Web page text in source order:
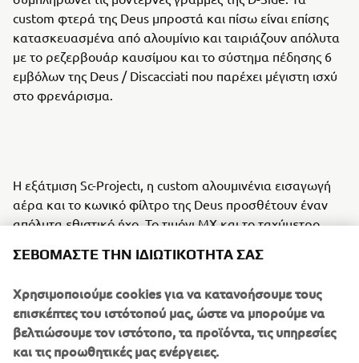
custom φτερά της Deus μπροστά και πίσω είναι επίσης
κατασκευασμένα από αλουμίνιο και ταιριάζουν απόλυτα
με το ρεζερβουάρ καυσίμου και το σύστημα πέδησης 6
εμβόλων της Deus / Discacciati που παρέχει μέγιστη ισχύ
στο φρενάρισμα.
Η εξάτμιση Sc-Projectι, η custom αλουμινένια εισαγωγή
αέρα και το κωνικό φίλτρο της Deus προσθέτουν έναν
απόλυτα εθιστικό ήχο. Το τιμόνι MX και το ταχύμετρο
πλήθος μικρότερων προσθηκών κάνουν μοναδική την
φινίρισμα από την Kaos Design.
ΣΕΒΌΜΑΣΤΕ ΤΗΝ ΙΔΙΩΤΙΚΌΤΗΤΆ ΣΑΣ
Χρησιμοποιούμε cookies για να κατανοήσουμε τους
επισκέπτες του ιστότοπού μας, ώστε να μπορούμε να
βελτιώσουμε τον ιστότοπο, τα προϊόντα, τις υπηρεσίες
και τις προωθητικές μας ενέργειες.